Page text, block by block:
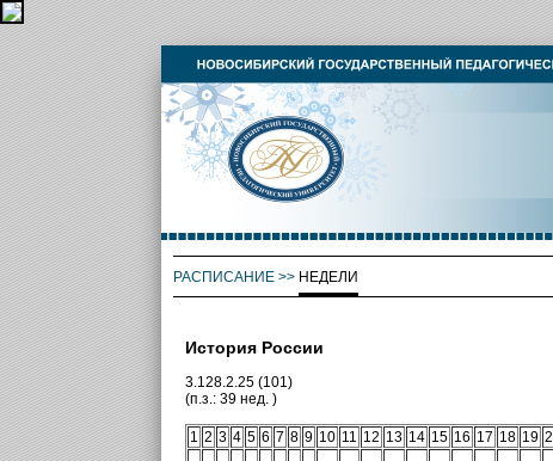
РАСПИСАНИЕ>> НЕДЕЛИ
История России
3.128.2.25 (101)
(п.з.: 39 нед. )
1 2 3 4 5 6 7 8 9 10 11 12 13 14 15 16 17 18 19